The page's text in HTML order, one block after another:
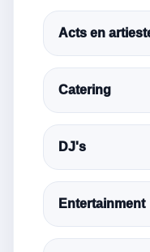
Acts en
Catering
DJ's
Entertainment